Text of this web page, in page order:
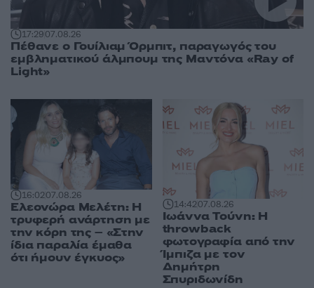
17:2907.08.26
Πέθανε ο Γουίλιαμ Όρμπιτ, παραγωγός του
εμβληματικού άλμπουμ της Μαντόνα «Ray of
Light»
16:0207.08.26
Ελεονώρα Μελέτη: Η
τρυφερή ανάρτηση με
την κόρη της – «Στην
ίδια παραλία έμαθα
ότι ήμουν έγκυος»
14:4207.08.26
Ιωάννα Τούνη: Η
throwback
φωτογραφία από την
Ίμπιζα με τον
Δημήτρη
Σπυριδωνίδη